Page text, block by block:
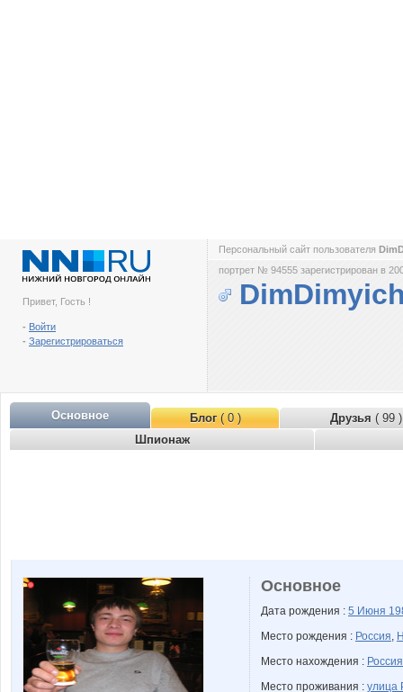
Привет, Гость !
- Войти
- Зарегистрироваться
Персональный сайт пользователя
портрет № 94555 зарегистрирован в
Основное Блог( 0 ) Друзья ( 99 )
Шпионаж
Основное
Дата рождения : 5 Июня
Место рождения : Россия,
Место нахождения : Россия
Место проживания : улица